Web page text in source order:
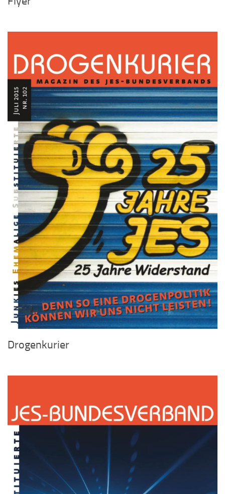
Drogenkurier